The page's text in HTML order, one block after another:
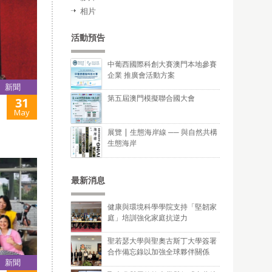
新聞
31
May
新聞
相片
活動預告
中葡西國際科創大賽澳門本地參賽
企業 推廣會活動方案
第五屆澳門模擬聯合國大會
展覽 | 生態海岸線 ── 與自然共構
生態海岸
最新消息
健康與環境科學學院支持「堅韌家
庭」培訓強化家庭抗逆力
聖若瑟大學與聖奧古斯丁大學簽署
合作備忘錄以加強全球夥伴關係